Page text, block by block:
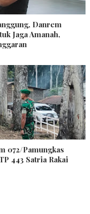
Danrem
Jaga Amanah,
072/Pamungkas
443 Satria Rakai